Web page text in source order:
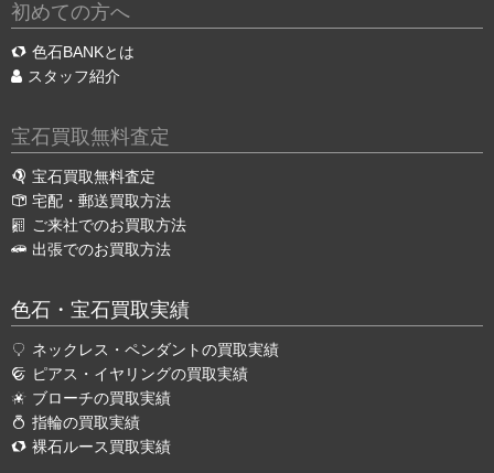
初めての方へ
色石BANKとは
スタッフ紹介
宝石買取無料査定
宝石買取無料査定
宅配・郵送買取方法
ご来社でのお買取方法
出張でのお買取方法
色石・宝石買取実績
ネックレス・ペンダントの買取実績
ピアス・イヤリングの買取実績
ブローチの買取実績
指輪の買取実績
裸石ルース買取実績